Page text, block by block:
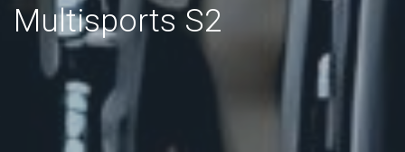
Multisports S2